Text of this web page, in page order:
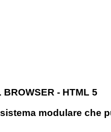
BROWSER - HTML 5
modulare che